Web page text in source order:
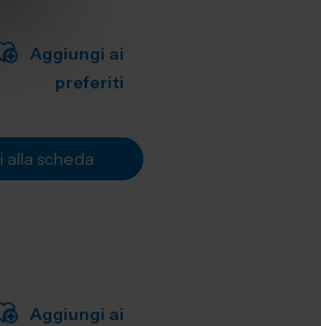
Aggiungi ai
preferiti
alla scheda
Aggiungi ai